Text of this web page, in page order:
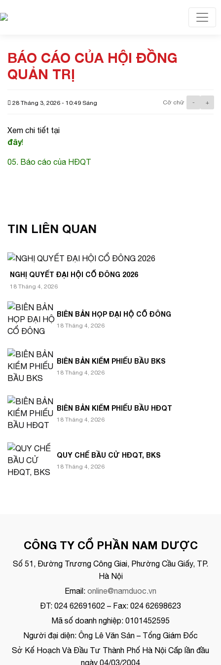
BÁO CÁO CỦA HỘI ĐỒNG
QUẢN TRỊ
28 Tháng 3, 2026 - 10:49 Sáng Cỡ chữ - +
Xem chi tiết tại
đây!
05. Báo cáo của HĐQT
TIN LIÊN QUAN
NGHỊ QUYẾT ĐẠI HỘI CỔ ĐÔNG 2026
18 Tháng 4, 2026
BIÊN BẢN HỌP ĐẠI HỘ CỔ ĐÔNG
18 Tháng 4, 2026
BIÊN BẢN KIỂM PHIẾU BẦU BKS
18 Tháng 4, 2026
BIÊN BẢN KIỂM PHIẾU BẦU HĐQT
18 Tháng 4, 2026
QUY CHẾ BẦU CỬ HĐQT, BKS
18 Tháng 4, 2026
CÔNG TY CỔ PHẦN NAM DƯỢC
Số 51, Đường Trương Công Giai, Phường Cầu Giấy, TP.
Hà Nội
Email: online@namduoc.vn
ĐT: 024 62691602 – Fax: 024 62698623
Mã số doanh nghiệp: 0101452595
Người đại diện: Ông Lê Văn Sản – Tổng Giám Đốc
Sở Kế Hoạch Và Đầu Tư Thành Phố Hà Nội Cấp lần đầu
ngày 04/03/2004